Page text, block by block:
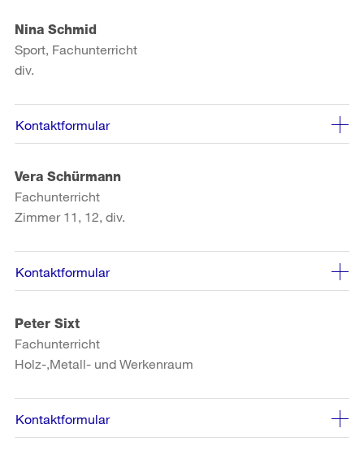
Nina Schmid
Sport, Fachunterricht
div.
Kontaktformular
Vera Schürmann
Fachunterricht
Zimmer 11, 12, div.
Kontaktformular
Peter Sixt
Fachunterricht
Holz-,Metall- und Werkenraum
Kontaktformular